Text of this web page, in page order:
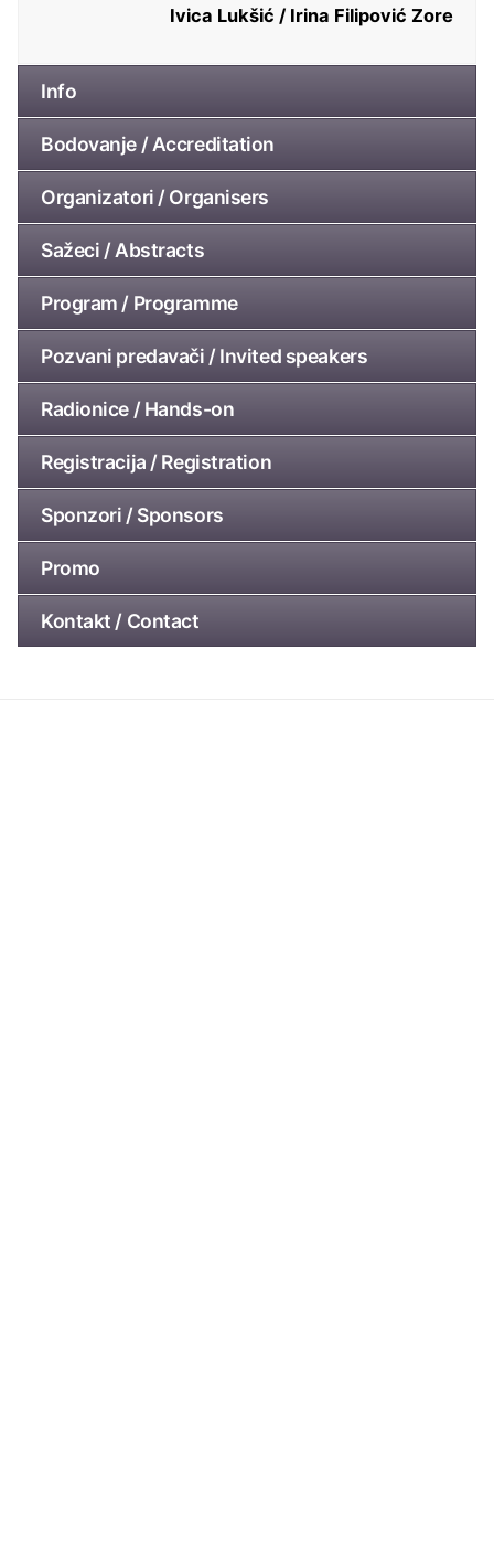
Ivica Lukšić / Irina Filipović Zore
Info
Bodovanje / Accreditation
Organizatori / Organisers
Sažeci / Abstracts
Program / Programme
Pozvani predavači / Invited speakers
Radionice / Hands-on
Registracija / Registration
Sponzori / Sponsors
Promo
Kontakt / Contact